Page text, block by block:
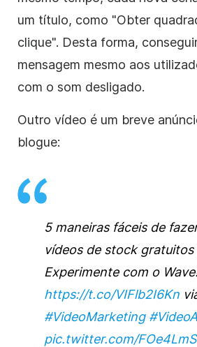
um título, como "Obter
clique". Desta forma,
mensagem mesmo aos
com o som desligado.
Outro vídeo é um breve
blogue:
5 maneiras fáceis de
vídeos de stock
Experimente com o
https://t.co/VIFlb2I6Kn
#VideoMarketing
pic.twitter.com/